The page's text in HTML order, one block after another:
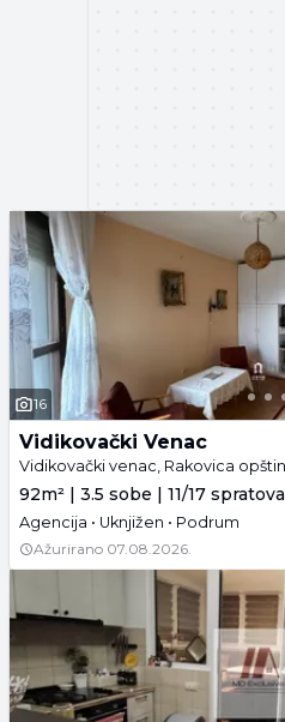
16
Vidikovački Venac
92m² | 3.5 sobe | 11/17 spratova
Agencija • Uknjižen • Podrum
Ažurirano 07.08.2026.